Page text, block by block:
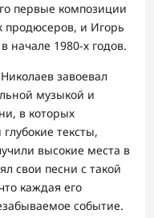
первые композиции
продюсеров, и Игорь
начале 1980-х годов.
завоевал
музыкой и
в которых
тексты,
высокие места в
свои песни с такой
каждая его
событие.